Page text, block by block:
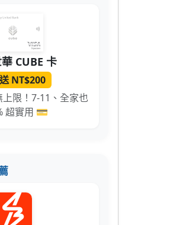
CUBE 卡
NT$200
限！7-11、全家也
超實用 💳